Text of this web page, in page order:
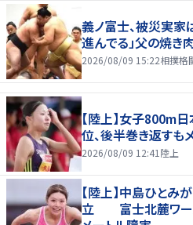
義ノ富士、被災実
進んでる」父の焼き
2026/08/09 15:22相撲格
【陸上】女子800m
位、後半巻き返す
2026/08/09 12:41 陸上
【陸上】中島ひとみ
立 富士北麓ワー